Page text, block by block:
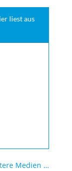
liest aus
Medien …